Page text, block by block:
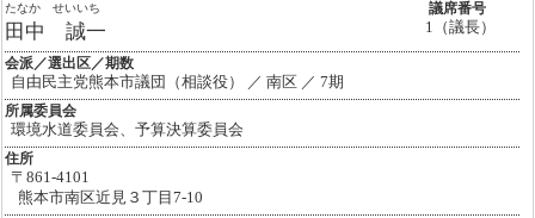
たなか せいいち
田中 誠一
議席番号
1（議長）
会派／選出区／期数
自由民主党熊本市議団（相談役） ／ 南区 ／ 7期
所属委員会
環境水道委員会、予算決算委員会
住所
〒861-4101
熊本市南区近見３丁目7-10